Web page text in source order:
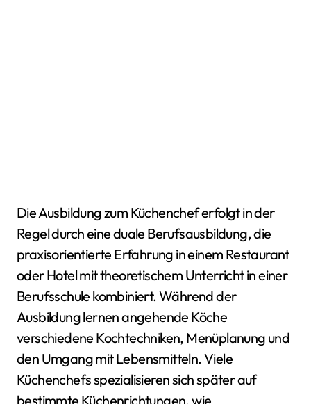
Die Ausbildung zum Küchenchef erfolgt in der
Regel durch eine duale Berufsausbildung, die
praxisorientierte Erfahrung in einem Restaurant
oder Hotel mit theoretischem Unterricht in einer
Berufsschule kombiniert. Während der
Ausbildung lernen angehende Köche
verschiedene Kochtechniken, Menüplanung und
den Umgang mit Lebensmitteln. Viele
Küchenchefs spezialisieren sich später auf
bestimmte Küchenrichtungen, wie